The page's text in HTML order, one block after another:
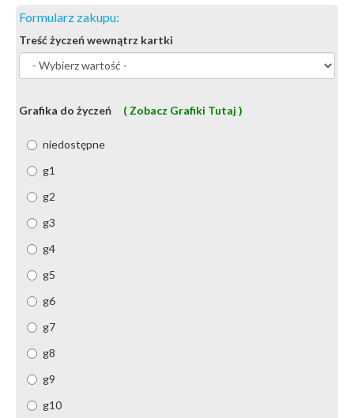
Formularz zakupu:
Treść życzeń wewnątrz kartki
Grafika do życzeń ( Zobacz Grafiki Tutaj )
niedostępne
g1
g2
g3
g4
g5
g6
g7
g8
g9
g10